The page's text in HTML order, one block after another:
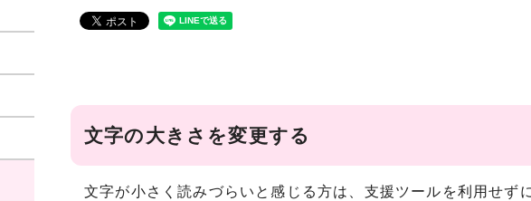
文字の大きさを変更する
文字が小さく読みづらいと感じる方は、支援ツールを利用せず